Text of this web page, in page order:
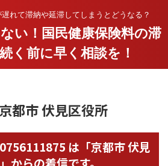
れて滞納や延滞してしまうとどうなる？
い！国民健康保険料の滞
く前に早く相談を！
都市 伏見区役所
は「京都市 伏見
からの着信です。